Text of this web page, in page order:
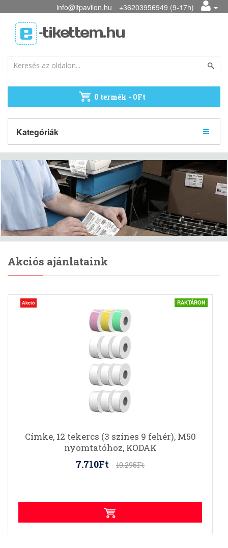
info@itpavilon.hu +36203956949 (9-17h)
0 termék - 0Ft
Kategóriák
Akciós ajánlataink
Akció RAKTÁRON
Címke, 12 tekercs (3 színes 9 fehér), M50
nyomtatóhoz, KODAK
7.710Ft 10.295Ft